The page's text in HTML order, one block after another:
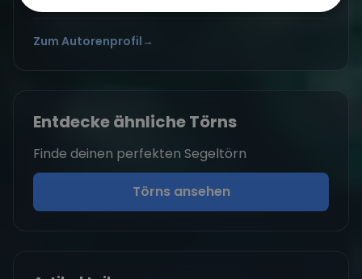
Zum Autorenprofil →
Entdecke ähnliche Törns
Finde deinen perfekten Segeltörn
Törns ansehen